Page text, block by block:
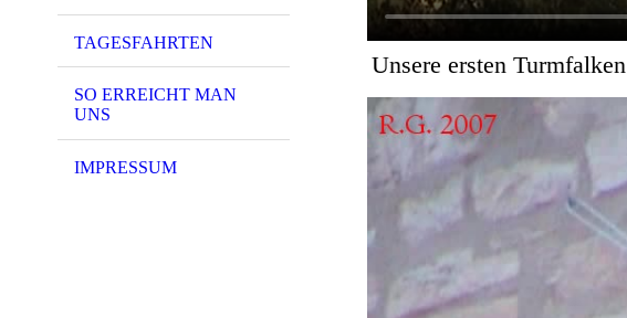
TAGESFAHRTEN
SO ERREICHT MAN
UNS
IMPRESSUM
Unsere ersten Turmfalken